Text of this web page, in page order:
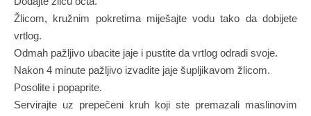
Žlicom, kružnim pokretima miješajte vodu tako da dobijete
vrtlog.
Odmah pažljivo ubacite jaje i pustite da vrtlog odradi svoje.
Nakon 4 minute pažljivo izvadite jaje šupljikavom žlicom.
Posolite i popaprite.
Servirajte uz prepečeni kruh koji ste premazali maslinovim